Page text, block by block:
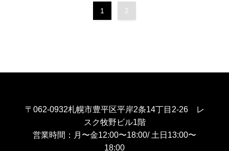
1 2
〒062-0932札幌市豊平区平岸2条14丁目2-26 レ
スク牧野ビル1階
営業時間：月〜金12:00〜18:00/ 土日13:00〜
18:00